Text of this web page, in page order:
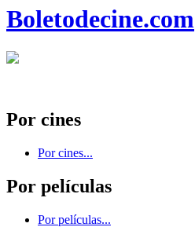
Boletodecine.com
Por cines
Por cines...
Por películas
Por películas...